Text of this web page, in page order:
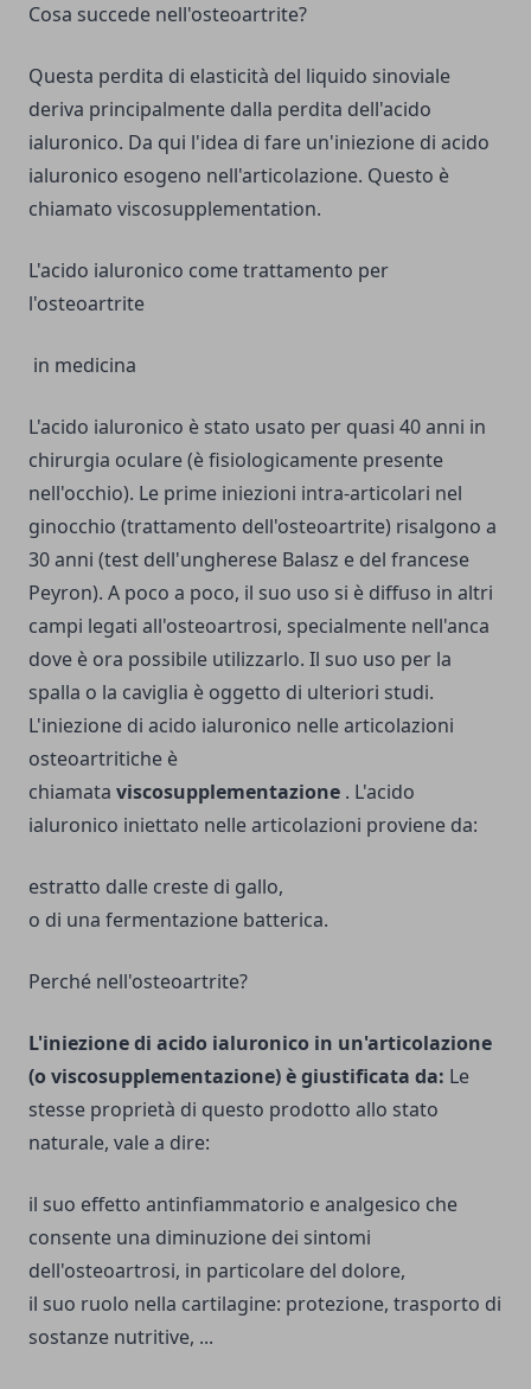
Cosa succede nell'osteoartrite?
Questa perdita di elasticità del liquido sinoviale
deriva principalmente dalla perdita dell'acido
ialuronico. Da qui l'idea di fare un'iniezione di acido
ialuronico esogeno nell'articolazione. Questo è
chiamato viscosupplementation.
L'acido ialuronico come trattamento per
l'osteoartrite
in medicina
L'acido ialuronico è stato usato per quasi 40 anni in
chirurgia oculare (è fisiologicamente presente
nell'occhio). Le prime iniezioni intra-articolari nel
ginocchio (trattamento dell'osteoartrite) risalgono a
30 anni (test dell'ungherese Balasz e del francese
Peyron). A poco a poco, il suo uso si è diffuso in altri
campi legati all'osteoartrosi, specialmente nell'anca
dove è ora possibile utilizzarlo. Il suo uso per la
spalla o la caviglia è oggetto di ulteriori studi.
L'iniezione di acido ialuronico nelle articolazioni
osteoartritiche è
chiamata viscosupplementazione . L'acido
ialuronico iniettato nelle articolazioni proviene da:
estratto dalle creste di gallo,
o di una fermentazione batterica.
Perché nell'osteoartrite?
L'iniezione di acido ialuronico in un'articolazione
(o viscosupplementazione) è giustificata da: Le
stesse proprietà di questo prodotto allo stato
naturale, vale a dire:
il suo effetto antinfiammatorio e analgesico che
consente una diminuzione dei sintomi
dell'osteoartrosi, in particolare del dolore,
il suo ruolo nella cartilagine: protezione, trasporto di
sostanze nutritive, ...